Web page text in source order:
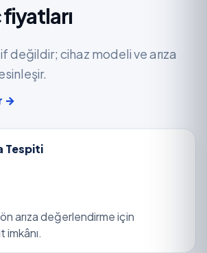
değildir; cihaz modeli ve arıza
→
Tespiti
arıza değerlendirme için
imkânı.